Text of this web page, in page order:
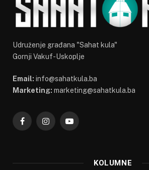
Udruženje građana "Sahat kula"
Gornji Vakuf-Uskoplje
Email: info@sahatkula.ba
Marketing: marketing@sahatkula.ba
FacebookInstagramYouTube
KOLUMNE